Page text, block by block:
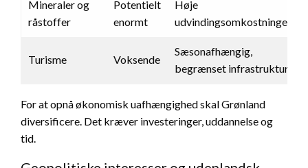
Mineraler og
råstoffer
Potentielt
enormt
Høje
udvindingsomkostninger
Turisme Voksende
Sæsonafhængig,
begrænset infrastruktur
For at opnå økonomisk uafhængighed skal Grønland
diversificere. Det kræver investeringer, uddannelse og
tid.